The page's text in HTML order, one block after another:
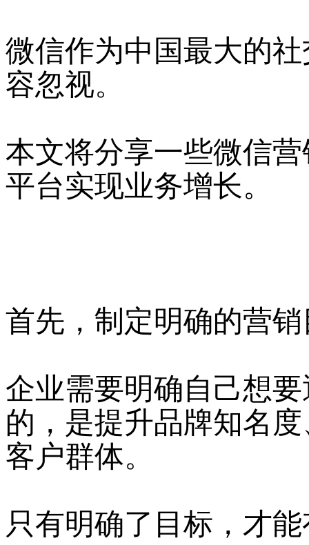
微信作为中国最大的
容忽视。
本文将分享一些微信
平台实现业务增长。
首先，制定明确的营
企业需要明确自己想
的，是提升品牌知名
客户群体。
只有明确了目标，才